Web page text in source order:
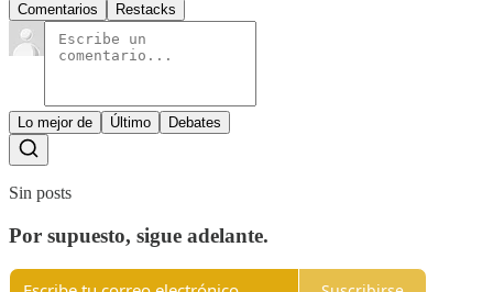
Comentarios Restacks
Lo mejor de Último Debates
Sin posts
Por supuesto, sigue adelante.